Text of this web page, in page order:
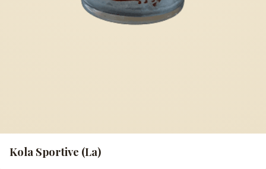
Kola Sportive (La)